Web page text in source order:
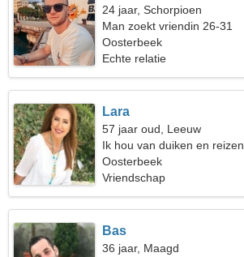
24 jaar, Schorpioen
Man zoekt vriendin 26-31
Oosterbeek
Echte relatie
Lara
57 jaar oud, Leeuw
Ik hou van duiken en reizen
Oosterbeek
Vriendschap
Bas
36 jaar, Maagd